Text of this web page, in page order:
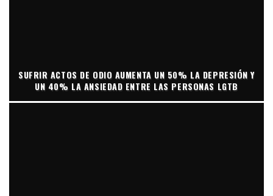
SUFRIR ACTOS DE ODIO AUMENTA UN 50% LA DEPRESIÓN Y
UN 40% LA ANSIEDAD ENTRE LAS PERSONAS LGTB